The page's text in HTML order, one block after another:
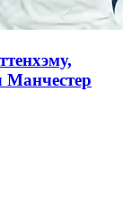
Манчестер